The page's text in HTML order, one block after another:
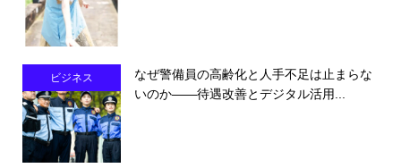
ビジネス
なぜ警備員の高齢化と人手不足は止まらな
いのか――待遇改善とデジタル活用...